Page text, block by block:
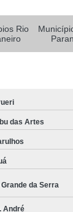
Logística
de
São
de
Empresa
Empresa
Empresa
Empresa
Rio
das Artes
Grande da Serra
André